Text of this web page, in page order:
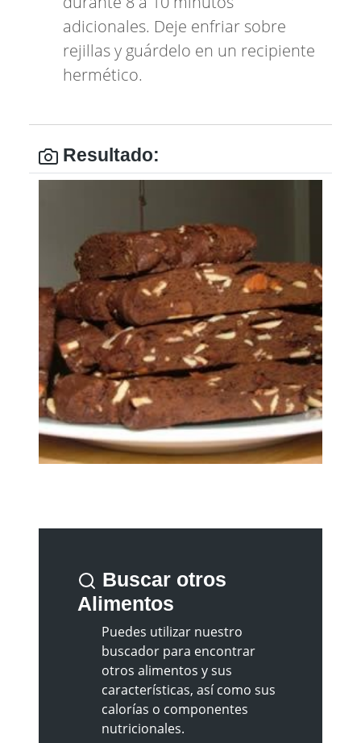
adicionales. Deje enfriar sobre
rejillas y guárdelo en un recipiente
hermético.
Resultado:
Buscar otros
Alimentos
Puedes utilizar nuestro
buscador para encontrar
otros alimentos y sus
características, así como sus
calorías o componentes
nutricionales.